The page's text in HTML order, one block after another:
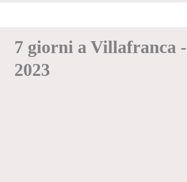
7 giorni a Villafranca
2023